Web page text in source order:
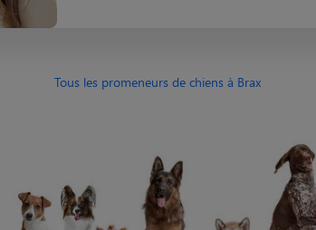
Tous les promeneurs de chiens à Brax